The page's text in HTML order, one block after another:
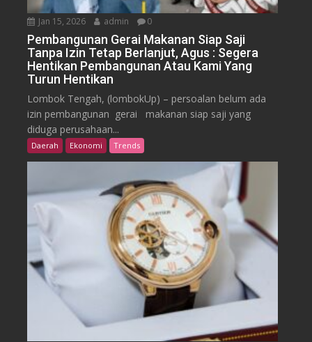
Jan 15, 2026 admin 0
Pembangunan Gerai Makanan Siap Saji
Tanpa Izin Tetap Berlanjut, Agus : Segera
Hentikan Pembangunan Atau Kami Yang
Turun Hentikan
Lombok Tengah, (lombokUp) – persoalan belum ada
izin pembangunan gerai makanan siap saji yang
diduga perusahaan...
Daerah Ekonomi Trends